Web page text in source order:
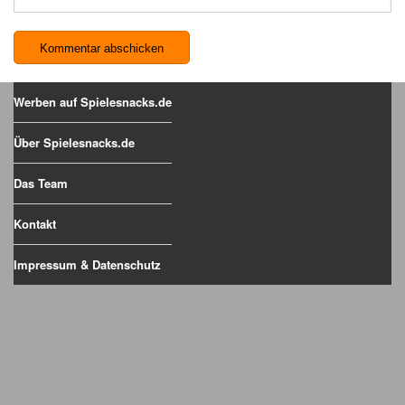
Werben auf Spielesnacks.de
Über Spielesnacks.de
Das Team
Kontakt
Impressum & Datenschutz